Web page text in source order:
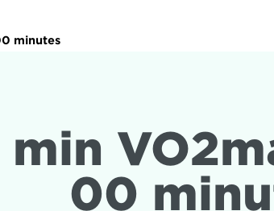
minutes
min
00